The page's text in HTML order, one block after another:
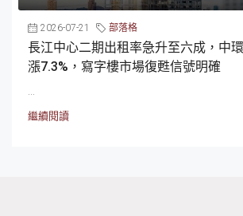
2026-07-21 部落格
長江中心二期出租率急升至六成，中
漲7.3%，寫字樓市場復甦信號明確
繼續閱讀